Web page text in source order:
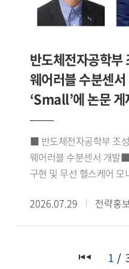
지원사업 내용의 소개
양국의 중동 연구자들이
다졌다는 점에서 의의가
주한모로코대사의 축사
주한이집트대사관 2등
연구센터의 출범을 축하
포럼에서는 정지원 GBSI
아프리카녹색성장연구
중장기 연구 비전과 추진
아프리카연구소 HK연구
기후변화예측연구센터
(Emmanuella Doreen
오피서(Programme
등에 대해 심도 있는 논의
관련 분야의 학술 교류와
반도체전자공학
웨어러블 수분센
‘Small’에 논문 게
■ 반도체전자공학부 조
웨어러블 수분센서 개발
구현 및 무선 헬스케어
『Small』(Impact factor
반도체전자공학부 조성
이를 무선 헬스케어 모니
2026.07.29 전략홍
1